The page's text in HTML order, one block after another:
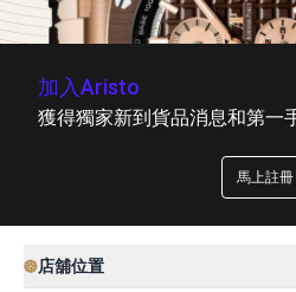
加入Aristo
獲得獨家新到貨品消息和第一
馬上註冊
店舖位置